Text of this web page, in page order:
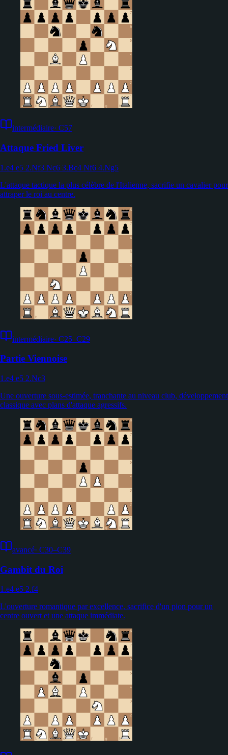
intermédiaire· C57
Attaque Fried Liver
1.e4 e5 2.Nf3 Nc6 3.Bc4 Nf6 4.Ng5
L'attaque tactique la plus célèbre de l'Italienne, sacrifie un cavalier pour
attraper le roi au centre.
intermédiaire· C25–C29
Partie Viennoise
1.e4 e5 2.Nc3
Une ouverture sous-estimée, tranchante au niveau club, développement
classique avec plans d'attaque agressifs.
avancé· C30–C39
Gambit du Roi
1.e4 e5 2.f4
L'ouverture romantique par excellence, sacrifice d'un pion pour un
centre ouvert et une attaque immédiate.